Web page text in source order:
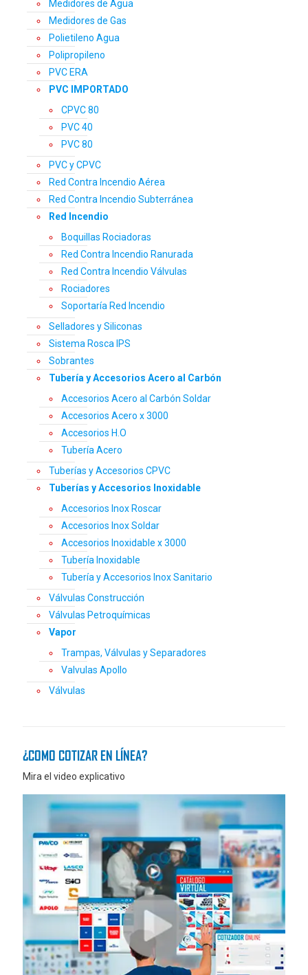
Medidores de Agua
Medidores de Gas
Polietileno Agua
Polipropileno
PVC ERA
PVC IMPORTADO
CPVC 80
PVC 40
PVC 80
PVC y CPVC
Red Contra Incendio Aérea
Red Contra Incendio Subterránea
Red Incendio
Boquillas Rociadoras
Red Contra Incendio Ranurada
Red Contra Incendio Válvulas
Rociadores
Soportaría Red Incendio
Selladores y Siliconas
Sistema Rosca IPS
Sobrantes
Tubería y Accesorios Acero al Carbón
Accesorios Acero al Carbón Soldar
Accesorios Acero x 3000
Accesorios H.O
Tubería Acero
Tuberías y Accesorios CPVC
Tuberías y Accesorios Inoxidable
Accesorios Inox Roscar
Accesorios Inox Soldar
Accesorios Inoxidable x 3000
Tubería Inoxidable
Tubería y Accesorios Inox Sanitario
Válvulas Construcción
Válvulas Petroquímicas
Vapor
Trampas, Válvulas y Separadores
Valvulas Apollo
Válvulas
¿COMO COTIZAR EN LÍNEA?
Mira el video explicativo